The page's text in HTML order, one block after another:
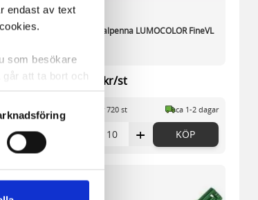
endast av text
som besökare
att ta bort och
utan
sidan delar
FineVL
ca 1-2 dagar
KÖP
Universalpenna LUMOCOLOR FineVL
14,96 kr/st
I lager 720 st ca 1-2 dagar
+ KÖP